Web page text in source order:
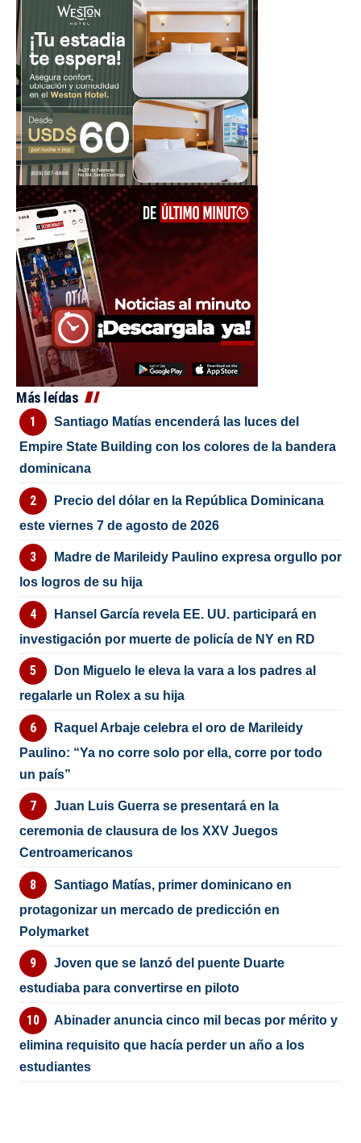
Más leídas
Santiago Matías encenderá las luces del
Empire State Building con los colores de la bandera
dominicana
Precio del dólar en la República Dominicana
este viernes 7 de agosto de 2026
Madre de Marileidy Paulino expresa orgullo por
los logros de su hija
Hansel García revela EE. UU. participará en
investigación por muerte de policía de NY en RD
Don Miguelo le eleva la vara a los padres al
regalarle un Rolex a su hija
Raquel Arbaje celebra el oro de Marileidy
Paulino: “Ya no corre solo por ella, corre por todo
un país”
Juan Luis Guerra se presentará en la
ceremonia de clausura de los XXV Juegos
Centroamericanos
Santiago Matías, primer dominicano en
protagonizar un mercado de predicción en
Polymarket
Joven que se lanzó del puente Duarte
estudiaba para convertirse en piloto
Abinader anuncia cinco mil becas por mérito y
elimina requisito que hacía perder un año a los
estudiantes